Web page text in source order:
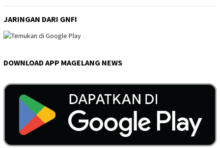
JARINGAN DARI GNFI
DOWNLOAD APP MAGELANG NEWS